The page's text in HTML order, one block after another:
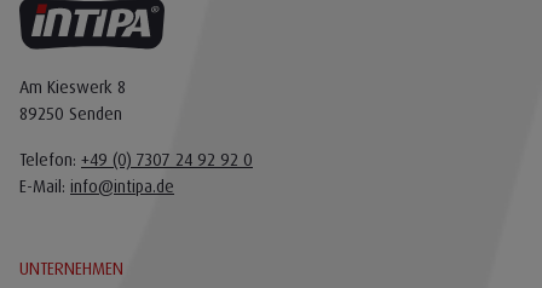
Am Kieswerk 8
89250 Senden
Telefon: +49 (0) 7307 24 92 92 0
E-Mail: info@intipa.de
UNTERNEHMEN